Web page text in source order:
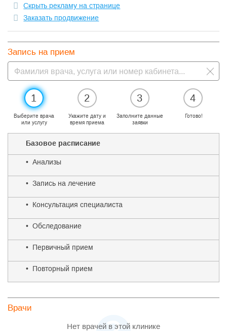
Скрыть рекламу на странице
Заказать продвижение
Запись на прием
1
Выберите врача
или услугу
2
Укажите дату и
время приема
3
Заполните данные
заявки
4
Готово!
Базовое расписание
• Анализы
• Запись на лечение
• Консультация специалиста
• Обследование
• Первичный прием
• Повторный прием
Врачи
Нет врачей в этой клинике